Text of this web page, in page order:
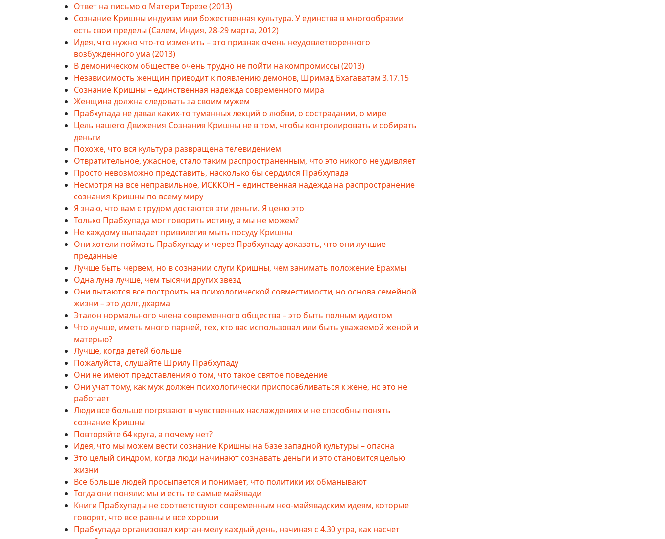
Ответ на письмо о Матери Терезе (2013)
Сознание Кришны индуизм или божественная культура. У единства в многообразии
есть свои пределы (Салем, Индия, 28-29 марта, 2012)
Идея, что нужно что-то изменить – это признак очень неудовлетворенного
возбужденного ума (2013)
В демоническом обществе очень трудно не пойти на компромиссы (2013)
Независимость женщин приводит к появлению демонов, Шримад Бхагаватам 3.17.15
Сознание Кришны – единственная надежда современного мира
Женщина должна следовать за своим мужем
Прабхупада не давал каких-то туманных лекций о любви, о сострадании, о мире
Цель нашего Движения Сознания Кришны не в том, чтобы контролировать и собирать
деньги
Похоже, что вся культура развращена телевидением
Отвратительное, ужасное, стало таким распространенным, что это никого не удивляет
Просто невозможно представить, насколько бы сердился Прабхупада
Несмотря на все неправильное, ИСККОН – единственная надежда на распространение
сознания Кришны по всему миру
Я знаю, что вам с трудом достаются эти деньги. Я ценю это
Только Прабхупада мог говорить истину, а мы не можем?
Не каждому выпадает привилегия мыть посуду Кришны
Они хотели поймать Прабхупаду и через Прабхупаду доказать, что они лучшие
преданные
Лучше быть червем, но в сознании слуги Кришны, чем занимать положение Брахмы
Одна луна лучше, чем тысячи других звезд
Они пытаются все построить на психологической совместимости, но основа семейной
жизни – это долг, дхарма
Эталон нормального члена современного общества – это быть полным идиотом
Что лучше, иметь много парней, тех, кто вас использовал или быть уважаемой женой и
матерью?
Лучше, когда детей больше
Пожалуйста, слушайте Шрилу Прабхупаду
Они не имеют представления о том, что такое святое поведение
Они учат тому, как муж должен психологически приспосабливаться к жене, но это не
работает
Люди все больше погрязают в чувственных наслаждениях и не способны понять
сознание Кришны
Повторяйте 64 круга, а почему нет?
Идея, что мы можем вести сознание Кришны на базе западной культуры – опасна
Это целый синдром, когда люди начинают сознавать деньги и это становится целью
жизни
Все больше людей просыпается и понимает, что политики их обманывают
Тогда они поняли: мы и есть те самые майявади
Книги Прабхупады не соответствуют современным нео-майявадским идеям, которые
говорят, что все равны и все хороши
Прабхупада организовал киртан-мелу каждый день, начиная с 4.30 утра, как насчет